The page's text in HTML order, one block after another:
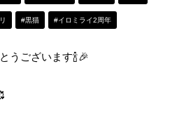
#黒猫 #イロミライ2周年
うございます🍾🎉